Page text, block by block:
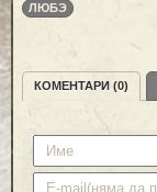
ЛЮБЭ
КОМЕНТАРИ (0)